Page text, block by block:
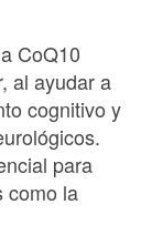
CoQ10
al ayudar a
cognitivo y
para
como la